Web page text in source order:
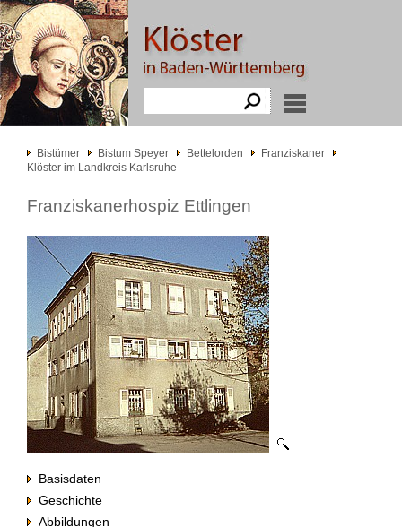
Bistümer Bistum Speyer Bettelorden
Franziskaner
Klöster im Landkreis Karlsruhe
Franziskanerhospiz Ettlingen
Basisdaten
Geschichte
Abbildungen